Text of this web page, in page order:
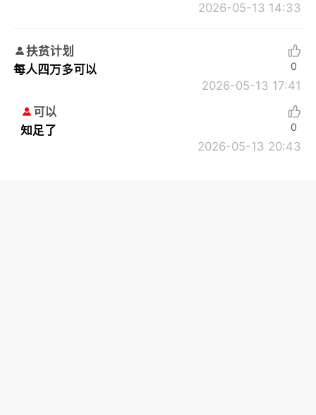
2026-05-13 14:33
扶贫计划
每人四万多可以
2026-05-13 17:41
0
可以
知足了
2026-05-13 20:43
0